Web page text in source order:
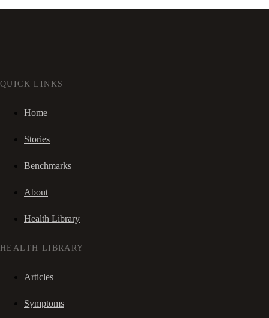
QUICK LINKS
Home
Stories
Benchmarks
About
Health Library
HEALTH LIBRARY
Articles
Symptoms